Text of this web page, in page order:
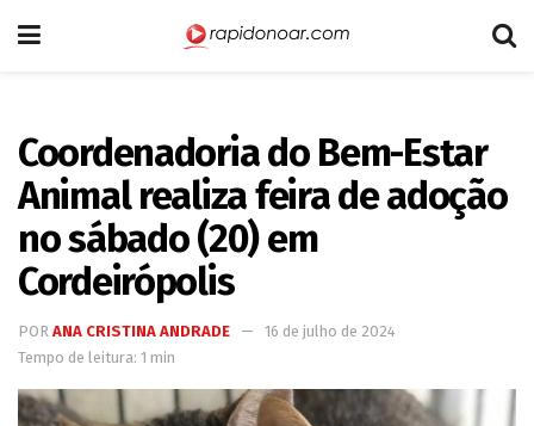
Coordenadoria do Bem-Estar
Animal realiza feira de adoção
no sábado (20) em
Cordeirópolis
POR ANA CRISTINA ANDRADE
16 de julho de 2024
Tempo de leitura: 1 min